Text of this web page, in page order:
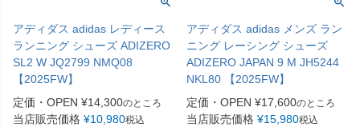
アディダス adidas レディース
ランニング シューズ ADIZERO
SL2 W JQ2799 NMQ08
【2025FW】
定価・OPEN ¥14,300のところ
当店販売価格 ¥10,980税込
アディダス adidas メンズ ラン
ニング レーシング シューズ
ADIZERO JAPAN 9 M JH5244
NKL80 【2025FW】
定価・OPEN ¥17,600のところ
当店販売価格 ¥15,980税込